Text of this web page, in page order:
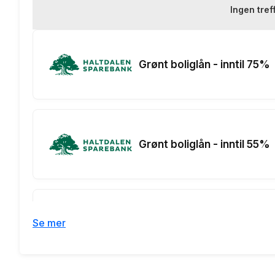
Eksempelrente:Ingen
Grønt boliglån - inntil 75%
Grønt boliglån - inntil 55%
Se mer